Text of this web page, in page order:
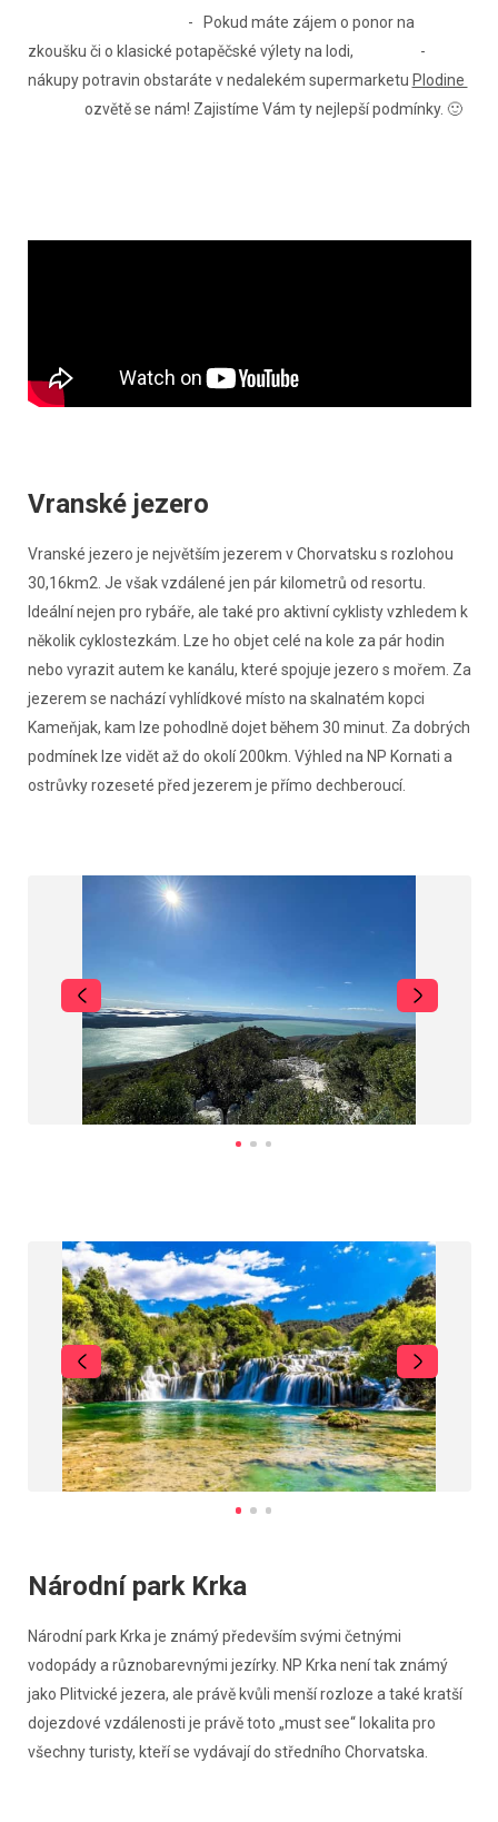
- Pokud máte zájem o ponor na
zkoušku či o klasické potapěčské výlety na lodi, -
nákupy potravin obstaráte v nedalekém supermarketu Plodine
ozvětě se nám! Zajistíme Vám ty nejlepší podmínky. 🙂
Vranské jezero
Vranské jezero je největším jezerem v Chorvatsku s rozlohou
30,16km2. Je však vzdálené jen pár kilometrů od resortu.
Ideální nejen pro rybáře, ale také pro aktivní cyklisty vzhledem k
několik cyklostezkám. Lze ho objet celé na kole za pár hodin
nebo vyrazit autem ke kanálu, které spojuje jezero s mořem. Za
jezerem se nachází vyhlídkové místo na skalnatém kopci
Kameňjak, kam lze pohodlně dojet během 30 minut. Za dobrých
podmínek lze vidět až do okolí 200km. Výhled na NP Kornati a
ostrůvky rozeseté před jezerem je přímo dechberoucí.
Národní park Krka
Národní park Krka je známý především svými četnými
vodopády a různobarevnými jezírky. NP Krka není tak známý
jako Plitvické jezera, ale právě kvůli menší rozloze a také kratší
dojezdové vzdálenosti je právě toto „must see“ lokalita pro
všechny turisty, kteří se vydávají do středního Chorvatska.